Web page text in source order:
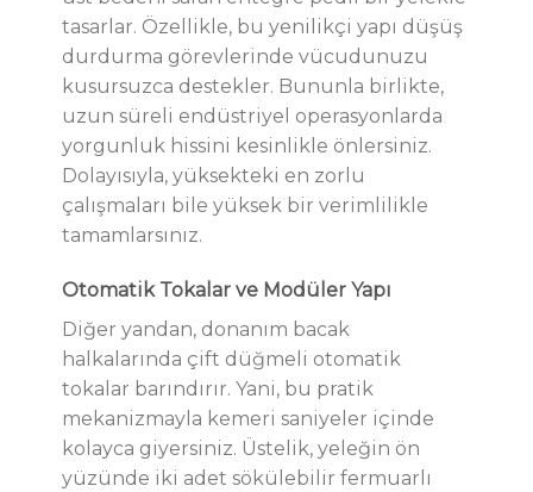
tasarlar. Özellikle, bu yenilikçi yapı düşüş
durdurma görevlerinde vücudunuzu
kusursuzca destekler. Bununla birlikte,
uzun süreli endüstriyel operasyonlarda
yorgunluk hissini kesinlikle önlersiniz.
Dolayısıyla, yüksekteki en zorlu
çalışmaları bile yüksek bir verimlilikle
tamamlarsınız.
Otomatik Tokalar ve Modüler Yapı
Diğer yandan, donanım bacak
halkalarında çift düğmeli otomatik
tokalar barındırır. Yani, bu pratik
mekanizmayla kemeri saniyeler içinde
kolayca giyersiniz. Üstelik, yeleğin ön
yüzünde iki adet sökülebilir fermuarlı